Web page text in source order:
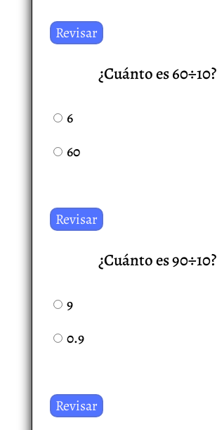
¿Cuánto es 60÷10?
6
60
¿Cuánto es 90÷10?
9
0.9